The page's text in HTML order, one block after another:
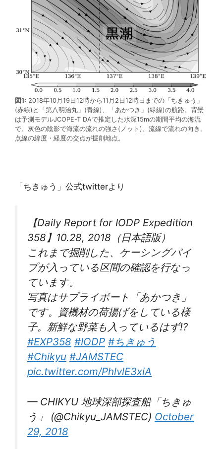
図1: 2018年10月19日12時から11月2日12時日までの「ちきゅう」
(赤線)と「第八明治丸」(青線)、「あかつき」(緑線)の航路。背景
は予測モデルJCOPE-T DAで推定した水深15mの期間平均の海流
で、灰色の陰影で海流の流れの強さ(ノット)、流線で流れの向き。
点線の緯度・経度の交点が掘削地点。
「ちきゅう」公式twitterより
【Daily Report for IODP Expedition
358】10.28, 2018（日本語版）
これまで掘削した、ケーシングパイ
プが入っている区間の確認を行なっ
ています。
写真はサプライボート「あかつき」
です。資機材の荷揚げをしている様
子。新鮮な野菜も入っているはず⁉️
#EXP358 #IODP #ちきゅう
#Chikyu #JAMSTEC
pic.twitter.com/PhlvlE3xiA
— CHIKYU 地球深部探査船「ちきゅ
う」 (@Chikyu_JAMSTEC) October
29, 2018